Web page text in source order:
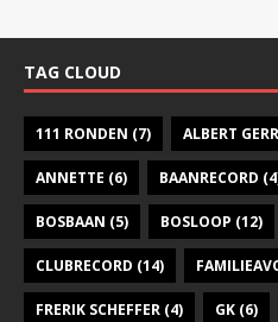
TAG CLOUD
111 RONDEN (7) ALBERT
ANNETTE (6) BAANRECORD
BOSBAAN (5) BOSLOOP (12)
CLUBRECORD (14)
FRERIK SCHEFFER (4) GK (6)